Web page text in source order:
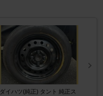
ダイハツ(純正) タント 純正ス